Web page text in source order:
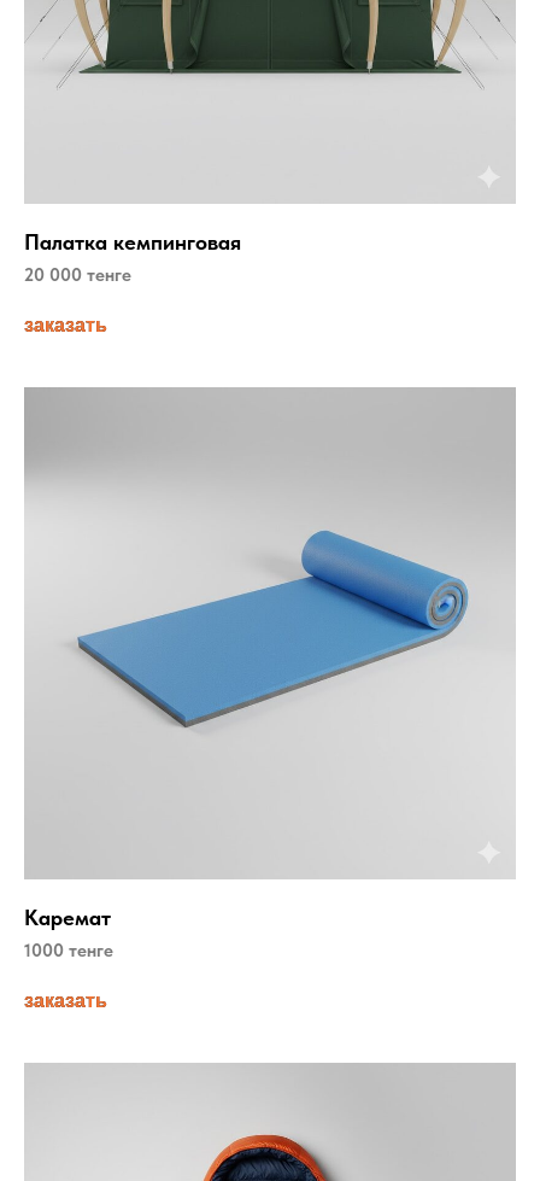
Палатка кемпинговая
20 000 тенге
заказать
Каремат
1000 тенге
заказать